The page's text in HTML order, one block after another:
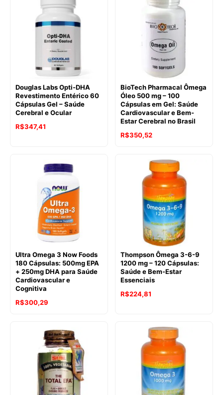
Douglas Labs Opti-DHA
Revestimento Entérico 60
Cápsulas Gel – Saúde
Cerebral e Ocular
R$347,41
BioTech Pharmacal Ômega
Óleo 500 mg – 100
Cápsulas em Gel: Saúde
Cardiovascular e Bem-
Estar Cerebral no Brasil
R$350,52
Ultra Omega 3 Now Foods
180 Cápsulas: 500mg EPA
+ 250mg DHA para Saúde
Cardiovascular e
Cognitiva
R$300,29
Thompson Ômega 3-6-9
1200 mg – 120 Cápsulas:
Saúde e Bem-Estar
Essenciais
R$224,81